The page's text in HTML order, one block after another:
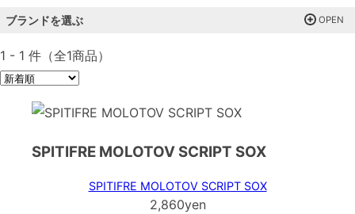
ブランドを選ぶ
1 - 1 件（全1商品）
SPITIFRE MOLOTOV SCRIPT SOX
SPITIFRE MOLOTOV SCRIPT SOX
2,860yen